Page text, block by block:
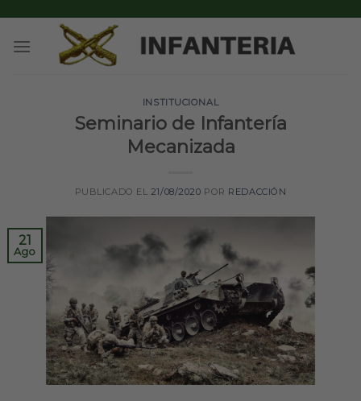
content
INSTITUCIONAL
Seminario de Infantería
Mecanizada
PUBLICADO EL 21/08/2020 POR REDACCIÓN
21
Ago